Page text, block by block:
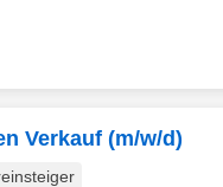
Verkauf (m/w/d)